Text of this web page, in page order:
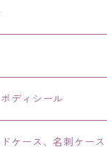
カー
・鼻ピアス
ブレスレット・腕輪
ディシール
ケース、名刺ケース